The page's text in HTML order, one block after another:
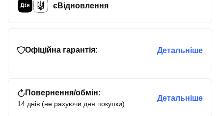
єВідновлення
Офіційна гарантія: Детальніше
Повернення/обмін:
14 днів (не рахуючи дня покупки)
Детальніше